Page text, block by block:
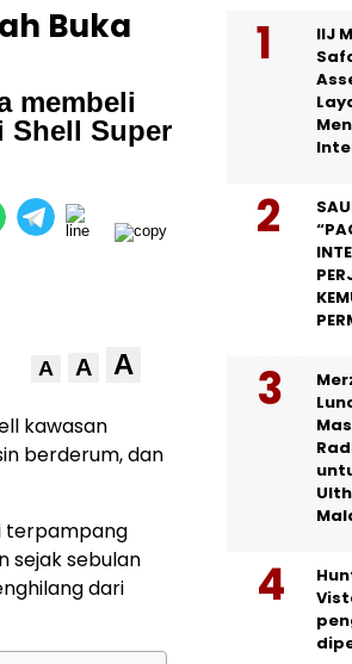
Buka
membeli
Shell Super
A A A
kawasan
berderum, dan
terpampang
sejak sebulan
dari
IIJ